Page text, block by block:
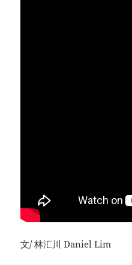
文/ 林汇川 Daniel Lim